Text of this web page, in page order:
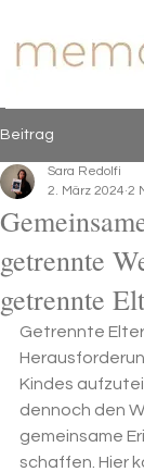
Beitrag
getrennte
getrennte
Sara Redolfi
2. März 2024 2
Getrennte
Kindes
dennoch den
gemeinsame
schaffen. Hier